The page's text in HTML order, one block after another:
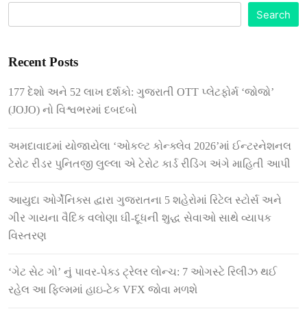
Search
Recent Posts
177 દેશો અને 52 લાખ દર્શકો: ગુજરાતી OTT પ્લેટફોર્મ ‘જોજો’
(JOJO) નો વિશ્વભરમાં દબદબો
અમદાવાદમાં યોજાયેલા ‘ઓકલ્ટ કોન્ક્લેવ 2026’માં ઈન્ટરનેશનલ
ટેરોટ રીડર પુનિતજી લુલ્લા એ ટેરોટ કાર્ડ રીડિંગ અંગે માહિતી આપી
આયુદા ઓર્ગેનિક્સ દ્વારા ગુજરાતના 5 શહેરોમાં રિટેલ સ્ટોર્સ અને
ગીર ગાયના વૈદિક વલોણા ઘી-દૂધની શુદ્ધ સેવાઓ સાથે વ્યાપક
વિસ્તરણ
‘ગેટ સેટ ગો’ નું પાવર-પેક્ડ ટ્રેલર લોન્ચ: 7 ઓગસ્ટે રિલીઝ થઈ
રહેલ આ ફિલ્મમાં હાઇ-ટેક VFX જોવા મળશે